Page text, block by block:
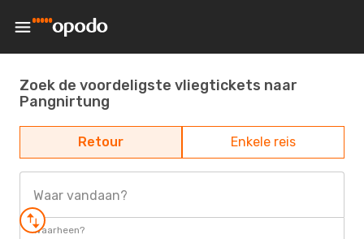
Zoek de voordeligste vliegtickets naar
Pangnirtung
Retour Enkele reis
Waar vandaan?
Waarheen?